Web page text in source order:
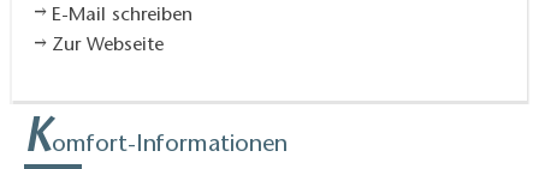
E-Mail schreiben
Zur Webseite
Komfort-Informationen